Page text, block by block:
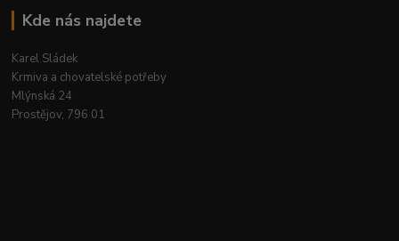
Kde nás najdete
Karel Sládek
Krmiva a chovatelské potřeby
Mlýnská 24
Prostějov, 796 01